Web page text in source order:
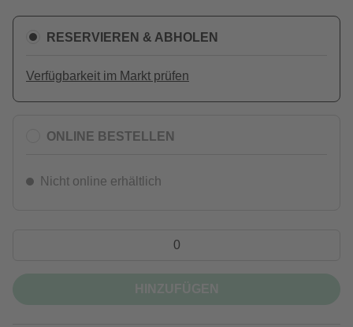
RESERVIEREN & ABHOLEN
Verfügbarkeit im Markt prüfen
ONLINE BESTELLEN
Nicht online erhältlich